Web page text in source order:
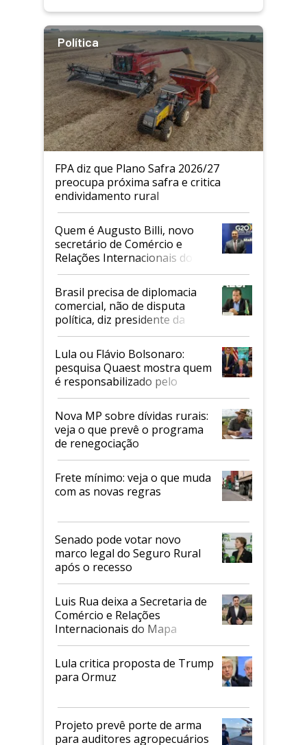
Política
FPA diz que Plano Safra 2026/27
preocupa próxima safra e critica
endividamento rural
Quem é Augusto Billi, novo
secretário de Comércio e
Relações Internacionais do
Mapa
Brasil precisa de diplomacia
comercial, não de disputa
política, diz presidente da
Faesp
Lula ou Flávio Bolsonaro:
pesquisa Quaest mostra quem
é responsabilizado pelo
tarifaço dos EUA
Nova MP sobre dívidas rurais:
veja o que prevê o programa
de renegociação
Frete mínimo: veja o que muda
com as novas regras
Senado pode votar novo
marco legal do Seguro Rural
após o recesso
Luis Rua deixa a Secretaria de
Comércio e Relações
Internacionais do Mapa
Lula critica proposta de Trump
para Ormuz
Projeto prevê porte de arma
para auditores agropecuários